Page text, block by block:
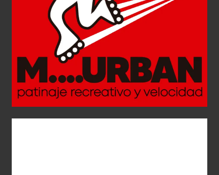
M-Urban
Diseño Gráfico